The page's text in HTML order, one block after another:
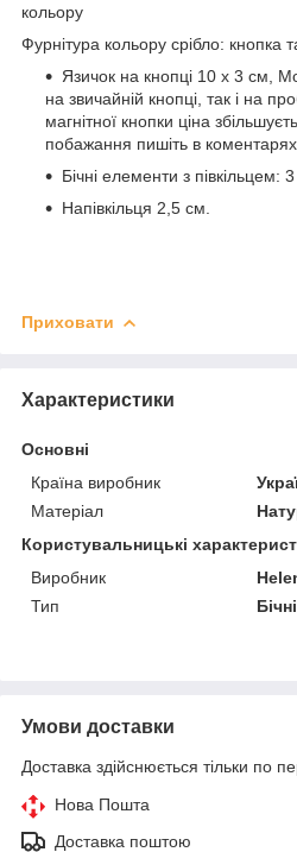
кольору
Фурнітура кольору срібло: кнопка
Язичок на кнопці 10 х 3 см,
на звичайній кнопці, так і на
магнітної кнопки ціна
побажання пишіть в
Бічні елементи з півкільцем:
Напівкільця 2,5 см.
Приховати
Характеристики
Основні
Країна виробник
Матеріал
Користувальницькі
Виробник
Тип
Умови доставки
Доставка здійснюється тільки по
Нова Пошта
Доставка поштою